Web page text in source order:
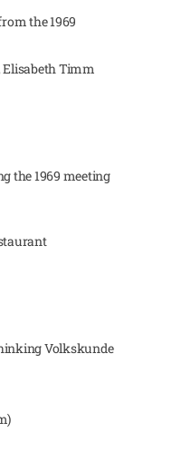
the 1969
Timm
the 1969 meeting
Volkskunde